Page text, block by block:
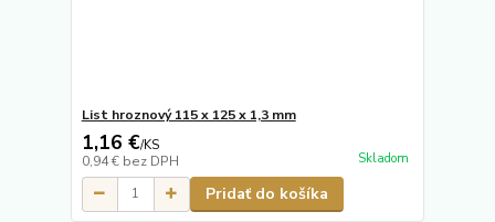
List hroznový 115 x 125 x 1,3 mm
1,16 €/KS
0,94 € bez DPH Skladom
Pridať do košíka